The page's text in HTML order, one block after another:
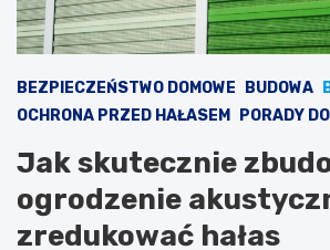
BEZPIECZEŃSTWO DOMOWE BUDOWA
OCHRONA PRZED HAŁASEM
PORADY
Jak skutecznie
ogrodzenie
zredukować hałas